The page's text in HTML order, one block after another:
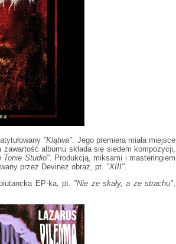
"Klątwa" . Jego premiera miała miejsce
albumu składa się siedem kompozycji,
Tonie Studio". Produkcją, miksami i masteringiem
przez Devinez obraz, pt. "XIII"
EP-ka, pt. "Nie ze skały, a ze strachu"